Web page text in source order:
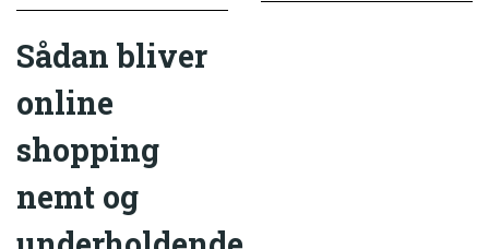
Sådan bliver
online
shopping
nemt og